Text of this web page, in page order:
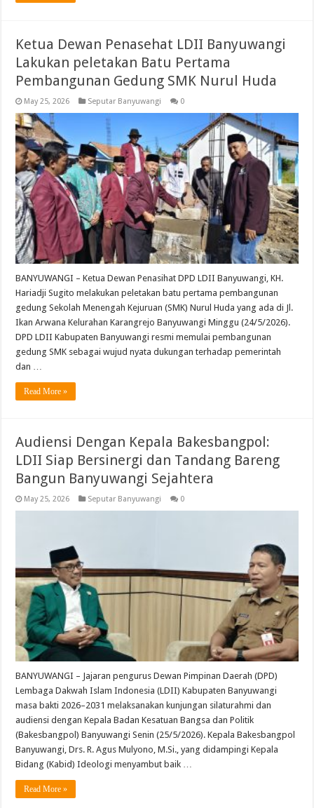
Ketua Dewan Penasehat LDII Banyuwangi
Lakukan peletakan Batu Pertama
Pembangunan Gedung SMK Nurul Huda
May 25, 2026 Seputar Banyuwangi 0
BANYUWANGI – Ketua Dewan Penasihat DPD LDII Banyuwangi, KH.
Hariadji Sugito melakukan peletakan batu pertama pembangunan
gedung Sekolah Menengah Kejuruan (SMK) Nurul Huda yang ada di Jl.
Ikan Arwana Kelurahan Karangrejo Banyuwangi Minggu (24/5/2026).
DPD LDII Kabupaten Banyuwangi resmi memulai pembangunan
gedung SMK sebagai wujud nyata dukungan terhadap pemerintah
dan …
Read More »
Audiensi Dengan Kepala Bakesbangpol:
LDII Siap Bersinergi dan Tandang Bareng
Bangun Banyuwangi Sejahtera
May 25, 2026 Seputar Banyuwangi 0
BANYUWANGI – Jajaran pengurus Dewan Pimpinan Daerah (DPD)
Lembaga Dakwah Islam Indonesia (LDII) Kabupaten Banyuwangi
masa bakti 2026–2031 melaksanakan kunjungan silaturahmi dan
audiensi dengan Kepala Badan Kesatuan Bangsa dan Politik
(Bakesbangpol) Banyuwangi Senin (25/5/2026). Kepala Bakesbangpol
Banyuwangi, Drs. R. Agus Mulyono, M.Si., yang didampingi Kepala
Bidang (Kabid) Ideologi menyambut baik …
Read More »